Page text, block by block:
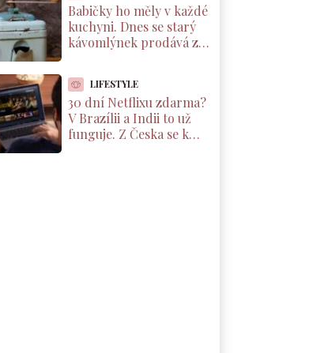
Babičky ho měly v každé
kuchyni. Dnes se starý
kávomlýnek prodává za
jednou podmínkou
LIFESTYLE
30 dní Netflixu zdarma?
V Brazílii a Indii to už
funguje. Z Česka se k